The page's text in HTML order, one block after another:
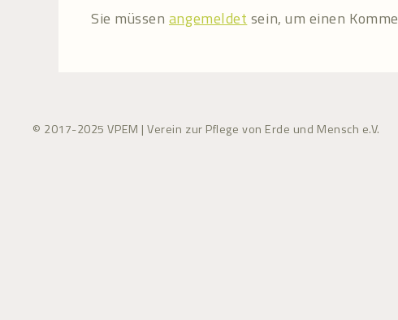
Sie müssen angemeldet sein, um einen
© 2017-2025 VPEM | Verein zur Pflege von Erde und Mensch e.V.